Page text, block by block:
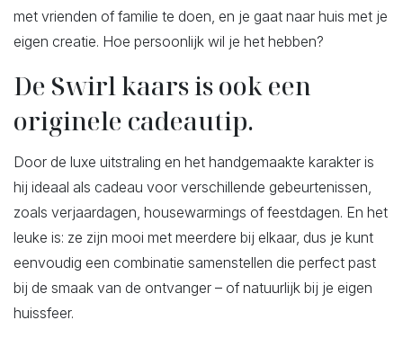
met vrienden of familie te doen, en je gaat naar huis met je
eigen creatie. Hoe persoonlijk wil je het hebben?
De Swirl kaars is ook een
originele cadeautip.
Door de luxe uitstraling en het handgemaakte karakter is
hij ideaal als cadeau voor verschillende gebeurtenissen,
zoals verjaardagen, housewarmings of feestdagen. En het
leuke is: ze zijn mooi met meerdere bij elkaar, dus je kunt
eenvoudig een combinatie samenstellen die perfect past
bij de smaak van de ontvanger – of natuurlijk bij je eigen
huissfeer.